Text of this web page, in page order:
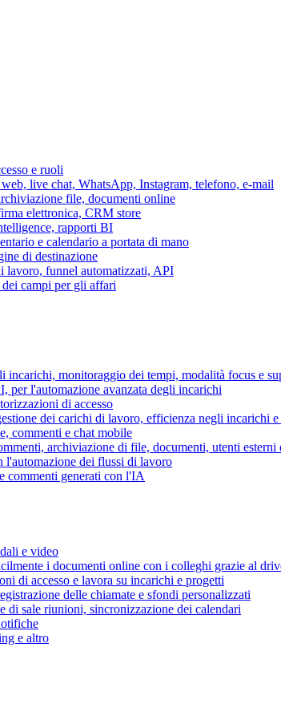
e ruoli
live chat, WhatsApp, Instagram, telefono, e-mail
file, documenti online
elettronica, CRM store
rapporti BI
e calendario a portata di mano
di destinazione
lavoro, funnel automatizzati, API
campi per gli affari
monitoraggio dei tempi, modalità focus e
per l'automazione avanzata degli incarichi
di accesso
dei carichi di lavoro, efficienza negli incarichi
commenti e chat mobile
archiviazione di file, documenti, utenti
l'automazione dei flussi di lavoro
commenti generati con l'IA
e video
i documenti online con i colleghi grazie al
di accesso e lavora su incarichi e progetti
delle chiamate e sfondi personalizzati
di sale riunioni, sincronizzazione dei calendari
e altro